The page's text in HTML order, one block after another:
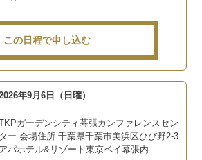
この日程で申し込む
年9月6日（日曜）
ガーデンシティ幕張カンファレンスセン
ター 会場住所 千葉県千葉市美浜区ひび野2-3
アパホテル&リゾート東京ベイ幕張内